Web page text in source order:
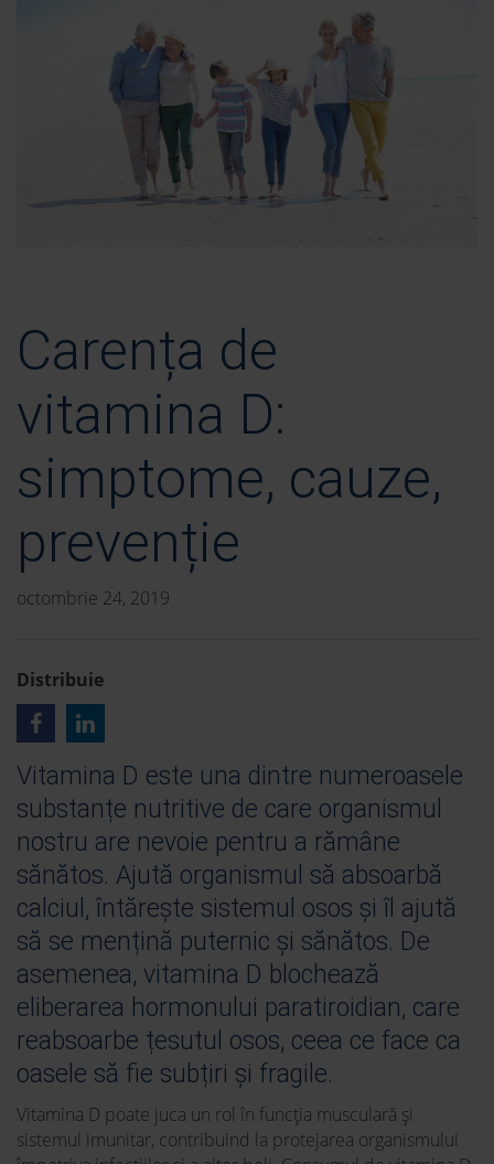
Carența de
vitamina D:
simptome, cauze,
prevenție
octombrie 24, 2019
Distribuie
Vitamina D este una dintre numeroasele
substanțe nutritive de care organismul
nostru are nevoie pentru a rămâne
sănătos. Ajută organismul să absoarbă
calciul, întărește sistemul osos și îl ajută
să se mențină puternic și sănătos. De
asemenea, vitamina D blochează
eliberarea hormonului paratiroidian, care
reabsoarbe țesutul osos, ceea ce face ca
oasele să fie subțiri și fragile.
Vitamina D poate juca un rol în funcția musculară și
sistemul imunitar, contribuind la protejarea organismului